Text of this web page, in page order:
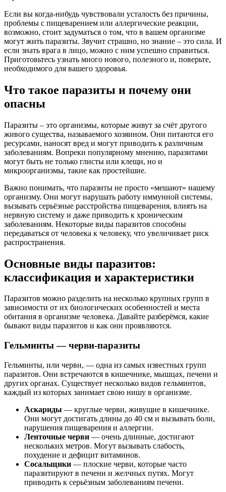
Если вы когда-нибудь чувствовали усталость без причины,
проблемы с пищеварением или аллергические реакции,
возможно, стоит задуматься о том, что в вашем организме
могут жить паразиты. Звучит страшно, но знание – это сила. И
если знать врага в лицо, можно с ним успешно справиться.
Приготовьтесь узнать много нового, полезного и, поверьте,
необходимого для вашего здоровья.
Что такое паразиты и почему они
опасны
Паразиты – это организмы, которые живут за счёт другого
живого существа, называемого хозяином. Они питаются его
ресурсами, наносят вред и могут приводить к различным
заболеваниям. Вопреки популярному мнению, паразитами
могут быть не только глисты или клещи, но и
микроорганизмы, такие как простейшие.
Важно понимать, что паразиты не просто «мешают» нашему
организму. Они могут нарушать работу иммунной системы,
вызывать серьёзные расстройства пищеварения, влиять на
нервную систему и даже приводить к хроническим
заболеваниям. Некоторые виды паразитов способны
передаваться от человека к человеку, что увеличивает риск
распространения.
Основные виды паразитов:
классификация и характеристики
Паразитов можно разделить на несколько крупных групп в
зависимости от их биологических особенностей и места
обитания в организме человека. Давайте разберёмся, какие
бывают виды паразитов и как они проявляются.
Гельминты — черви-паразиты
Гельминты, или черви, — одна из самых известных групп
паразитов. Они встречаются в кишечнике, мышцах, печени и
других органах. Существует несколько видов гельминтов,
каждый из которых занимает свою нишу в организме.
Аскариды — круглые черви, живущие в кишечнике.
Они могут достигать длины до 40 см и вызывать боли,
нарушения пищеварения и аллергии.
Ленточные черви — очень длинные, достигают
нескольких метров. Могут вызывать слабость,
похудение и дефицит витаминов.
Сосальщики — плоские черви, которые часто
паразитируют в печени и желчных путях. Могут
приводить к серьёзным заболеваниям печени.